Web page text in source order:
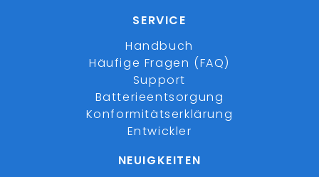
SERVICE
Handbuch
Häufige Fragen (FAQ)
Support
Batterieentsorgung
Konformitätserklärung
Entwickler
NEUIGKEITEN